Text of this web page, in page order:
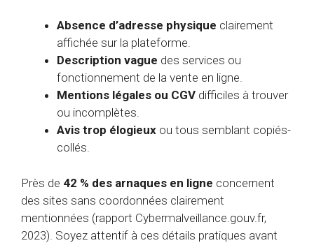
Absence d’adresse physique clairement
affichée sur la plateforme.
Description vague des services ou
fonctionnement de la vente en ligne.
Mentions légales ou CGV difficiles à trouver
ou incomplètes.
Avis trop élogieux ou tous semblant copiés-
collés.
Près de 42 % des arnaques en ligne concernent
des sites sans coordonnées clairement
mentionnées (rapport Cybermalveillance.gouv.fr,
2023). Soyez attentif à ces détails pratiques avant